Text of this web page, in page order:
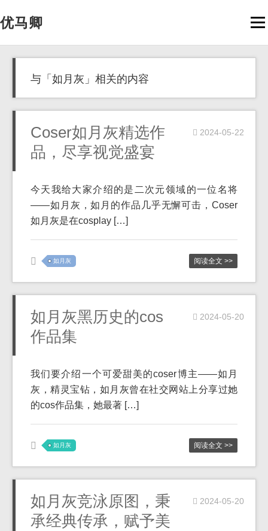
优马卿
与「如月灰」相关的内容
Coser如月灰精选作
品，尽享视觉盛宴
2024-05-22
今天我给大家介绍的是二次元领域的一位名将
——如月灰，如月的作品几乎无懈可击，Coser
如月灰是在cosplay […]
如月灰 阅读全文 >>
如月灰黑历史的cos
作品集
2024-05-20
我们要介绍一个可爱甜美的coser博主——如月
灰，精灵宝钻，如月灰曾在社交网站上分享过她
的cos作品集，她最著 […]
如月灰 阅读全文 >>
如月灰竞泳原图，秉
承经典传承，赋予美
2024-05-20